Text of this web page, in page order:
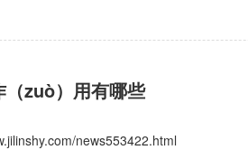
zuò）用有哪些
news553422.html